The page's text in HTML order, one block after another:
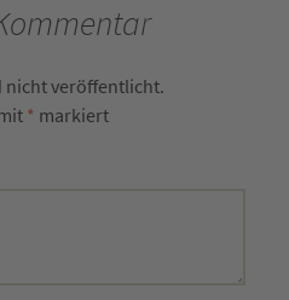
nicht veröffentlicht.
* markiert